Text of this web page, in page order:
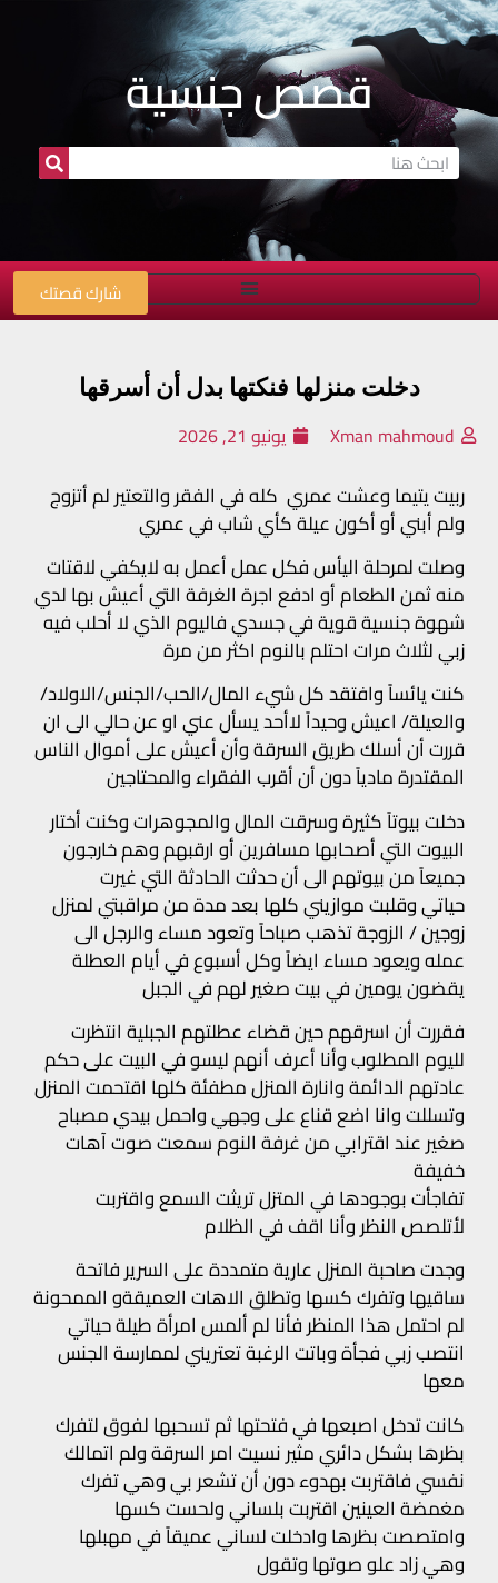
قصص جنسية
شارك قصتك
دخلت منزلها فنكتها بدل أن أسرقها
Xman mahmoud يونيو 21, 2026
ربيت يتيما وعشت عمري كله في الفقر والتعتير لم أتزوج
ولم أبني أو أكون عيلة كأي شاب في عمري
وصلت لمرحلة اليأس فكل عمل أعمل به لايكفي لاقتات
منه ثمن الطعام أو ادفع اجرة الغرفة التي أعيش بها لدي
شهوة جنسية قوية في جسدي فاليوم الذي لا أحلب فيه
زبي لثلاث مرات احتلم بالنوم اكثر من مرة
كنت يائساً وافتقد كل شيء المال/الحب/الجنس/الاولاد/
والعيلة/ اعيش وحيداً لاأحد يسأل عني او عن حالي الى ان
قررت أن أسلك طريق السرقة وأن أعيش على أموال الناس
المقتدرة مادياً دون أن أقرب الفقراء والمحتاجين
دخلت بيوتاً كثيرة وسرقت المال والمجوهرات وكنت أختار
البيوت التي أصحابها مسافرين أو ارقبهم وهم خارجون
جميعاً من بيوتهم الى أن حدثت الحادثة التي غيرت
حياتي وقلبت موازيني كلها بعد مدة من مراقبتي لمنزل
زوجين / الزوجة تذهب صباحاً وتعود مساء والرجل الى
عمله ويعود مساء ايضاً وكل أسبوع في أيام العطلة
يقضون يومين في بيت صغير لهم في الجبل
فقررت أن اسرقهم حين قضاء عطلتهم الجبلية انتظرت
لليوم المطلوب وأنا أعرف أنهم ليسو في البيت على حكم
عادتهم الدائمة وانارة المنزل مطفئة كلها اقتحمت المنزل
وتسللت وانا اضع قناع على وجهي واحمل بيدي مصباح
صغير عند اقترابي من غرفة النوم سمعت صوت آهات
خفيفة
تفاجأت بوجودها في المتزل تريثت السمع واقتربت
لأتلصص النظر وأنا اقف في الظلام
وجدت صاحبة المنزل عارية متمددة على السرير فاتحة
ساقيها وتفرك كسها وتطلق الاهات العميقةو الممحونة
لم احتمل هذا المنظر فأنا لم ألمس امرأة طيلة حياتي
انتصب زبي فجأة وباتت الرغبة تعتريني لممارسة الجنس
معها
كانت تدخل اصبعها في فتحتها ثم تسحبها لفوق لتفرك
بظرها بشكل دائري مثير نسيت امر السرقة ولم اتمالك
نفسي فاقتربت بهدوء دون أن تشعر بي وهي تفرك
مغمضة العينين اقتربت بلساني ولحست كسها
وامتصصت بظرها وادخلت لساني عميقاً في مهبلها
وهي زاد علو صوتها وتقول